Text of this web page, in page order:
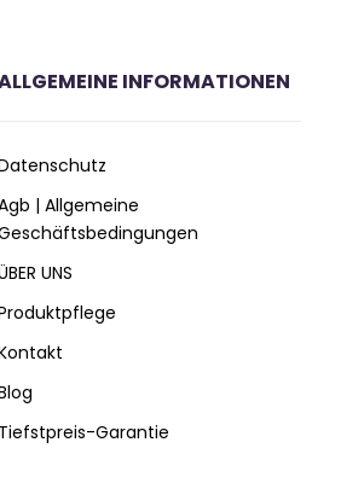
INFORMATIONEN
| Allgemeine
UNS
Tiefstpreis-Garantie